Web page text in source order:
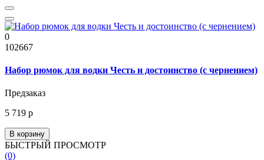
0
102667
Набор рюмок для водки Честь и достоинство (с чернением)
Предзаказ
5 719 р
В корзину
БЫСТРЫЙ ПРОСМОТР
(0)